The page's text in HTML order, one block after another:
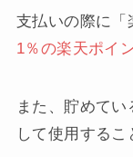
支払いの際に「
1％の楽天ポイ
また、貯めて
して使用するこ